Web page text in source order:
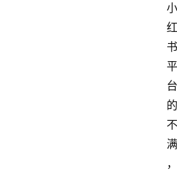
小
红
书
平
台
的
不
满
，